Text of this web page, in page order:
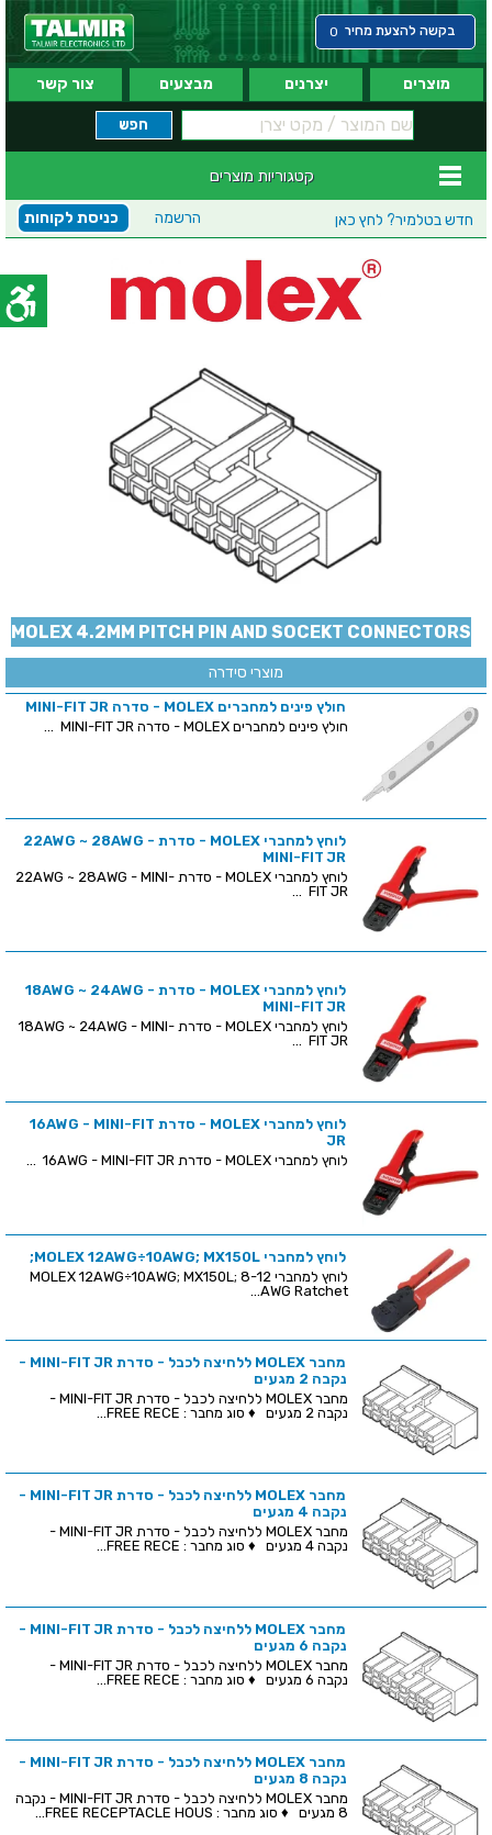
בקשה להצעת מחיר 0
מוצרים יצרנים מבצעים צור קשר
קטגוריות מוצרים
חדש בטלמיר? לחץ כאן כניסת לקוחות הרשמה
MOLEX 4.2MM PITCH PIN AND SOCEKT CONNECTORS
מוצרי סידרה
חולץ פינים למחברים MOLEX - סדרה MINI-FIT JR
חולץ פינים למחברים MOLEX - סדרה MINI-FIT JR ...
לוחץ למחברי MOLEX - סדרת 22AWG ~ 28AWG -
MINI-FIT JR
לוחץ למחברי MOLEX - סדרת 22AWG ~ 28AWG - MINI-
FIT JR ...
לוחץ למחברי MOLEX - סדרת 18AWG ~ 24AWG -
MINI-FIT JR
לוחץ למחברי MOLEX - סדרת 18AWG ~ 24AWG - MINI-
FIT JR ...
לוחץ למחברי MOLEX - סדרת 16AWG - MINI-FIT
JR
לוחץ למחברי MOLEX - סדרת 16AWG - MINI-FIT JR ...
לוחץ למחברי MOLEX 12AWG÷10AWG; MX150L;
לוחץ למחברי MOLEX 12AWG÷10AWG; MX150L; 8-12
AWG Ratchet...
מחבר MOLEX ללחיצה לכבל - סדרת MINI-FIT JR -
נקבה 2 מגעים
מחבר MOLEX ללחיצה לכבל - סדרת MINI-FIT JR -
נקבה 2 מגעים ♦ סוג מחבר : FREE RECE...
מחבר MOLEX ללחיצה לכבל - סדרת MINI-FIT JR -
נקבה 4 מגעים
מחבר MOLEX ללחיצה לכבל - סדרת MINI-FIT JR -
נקבה 4 מגעים ♦ סוג מחבר : FREE RECE...
מחבר MOLEX ללחיצה לכבל - סדרת MINI-FIT JR -
נקבה 6 מגעים
מחבר MOLEX ללחיצה לכבל - סדרת MINI-FIT JR -
נקבה 6 מגעים ♦ סוג מחבר : FREE RECE...
מחבר MOLEX ללחיצה לכבל - סדרת MINI-FIT JR -
נקבה 8 מגעים
מחבר MOLEX ללחיצה לכבל - סדרת MINI-FIT JR - נקבה
8 מגעים ♦ סוג מחבר : FREE RECEPTACLE HOUS...